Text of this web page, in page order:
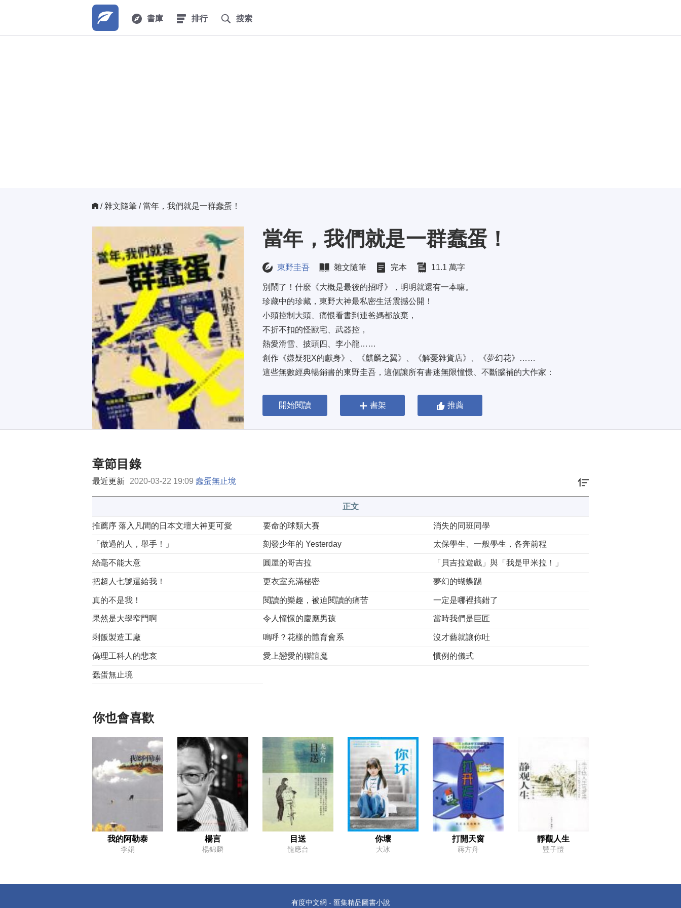
書庫 排行 搜索
/ 雜文隨筆 / 當年，我們就是一群蠢蛋！
當年，我們就是一群蠢蛋！
東野圭吾 雜文隨筆 完本 11.1 萬字
別鬧了！什麼《大概是最後的招呼》，明明就還有一本嘛。
珍藏中的珍藏，東野大神最私密生活震撼公開！
小頭控制大頭、痛恨看書到連爸媽都放棄，
不折不扣的怪獸宅、武器控，
熱愛滑雪、披頭四、李小龍……
創作《嫌疑犯X的獻身》、《麒麟之翼》、《解憂雜貨店》、《夢幻花》……
這些無數經典暢銷書的東野圭吾，這個讓所有書迷無限憧憬、不斷腦補的大作家：
校園風雲人物……？錯！
異性緣好……？錯！
顛覆你對神秘大作家的所有想像，荒唐有理、惡搞無罪！這才是東野圭吾的「少男時代」。
開始閱讀 書架 推薦
章節目錄
最近更新 2020-03-22 19:09 蠢蛋無止境
正文
推薦序 落入凡間的日本文壇大神更可愛 要命的球類大賽 消失的同班同學
「做過的人，舉手！」 刻發少年的 Yesterday 太保學生、一般學生，各奔前程
絲毫不能大意 圓屋的哥吉拉 「貝吉拉遊戲」與「我是甲米拉！」
把超人七號還給我！ 更衣室充滿秘密 夢幻的蝴蝶踢
真的不是我！ 閱讀的樂趣，被迫閱讀的痛苦 一定是哪裡搞錯了
果然是大學窄門啊 令人憧憬的慶應男孩 當時我們是巨匠
剩飯製造工廠 嗚呼？花樣的體育會系 沒才藝就讓你吐
偽理工科人的悲哀 愛上戀愛的聯誼魔 慣例的儀式
蠢蛋無止境
你也會喜歡
我的阿勒泰
李娟
楊言
楊錦麟
目送
龍應台
你壞
大冰
打開天窗
蔣方舟
靜觀人生
豐子愷
有度中文網 - 匯集精品圖書小說